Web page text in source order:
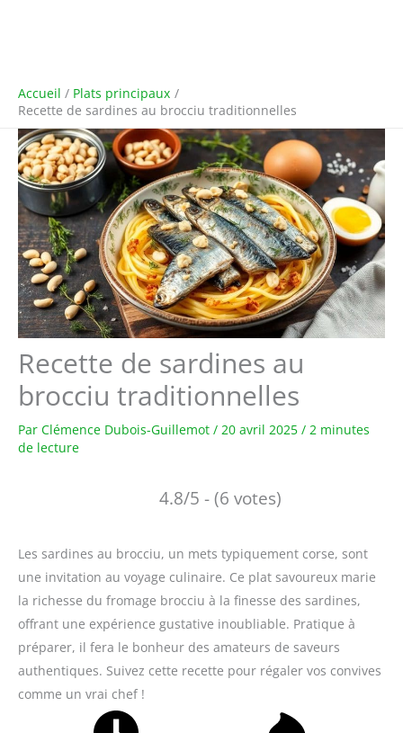
Accueil
Plats principaux
Recette de sardines au brocciu traditionnelles
Recette de sardines au
brocciu traditionnelles
Par Clémence Dubois-Guillemot / 20 avril 2025 / 2 minutes
de lecture
4.8/5 - (6 votes)
Les sardines au brocciu, un mets typiquement corse, sont
une invitation au voyage culinaire. Ce plat savoureux marie
la richesse du fromage brocciu à la finesse des sardines,
offrant une expérience gustative inoubliable. Pratique à
préparer, il fera le bonheur des amateurs de saveurs
authentiques. Suivez cette recette pour régaler vos convives
comme un vrai chef !